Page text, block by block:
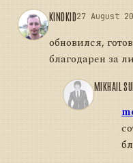
KINDKID27 August
обновился,
благодарен за
MIKHAIL